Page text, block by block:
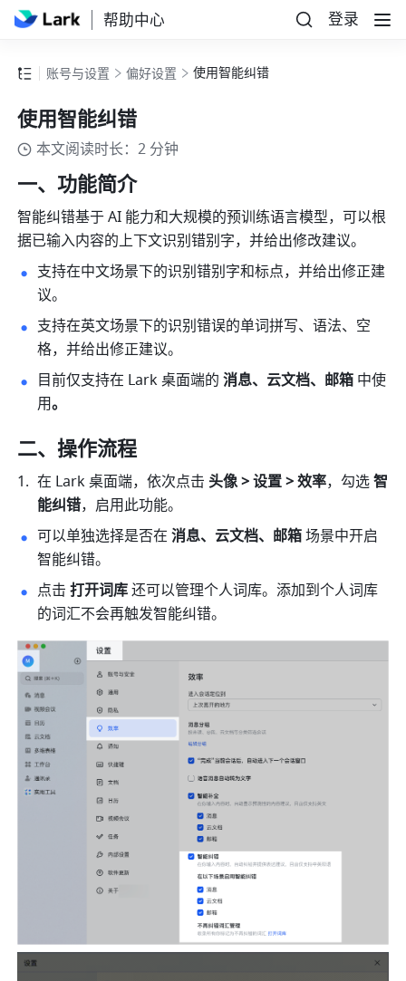
帮助中心 登录
账号与设置 偏好设置 使用智能纠错
使用智能纠错
本文阅读时长：2 分钟
一、功能简介
智能纠错基于 AI 能力和大规模的预训练语言模型，可以根
据已输入内容的上下文识别错别字，并给出修改建议。
支持在中文场景下的识别错别字和标点，并给出修正建
议。
支持在英文场景下的识别错误的单词拼写、语法、空
格，并给出修正建议。
目前仅支持在 Lark 桌面端的 消息、云文档、邮箱 中使
用。
二、操作流程
在 Lark 桌面端，依次点击 头像 > 设置 > 效率，勾选 智
能纠错，启用此功能。
可以单独选择是否在 消息、云文档、邮箱 场景中开启
智能纠错。
点击 打开词库 还可以管理个人词库。添加到个人词库
的词汇不会再触发智能纠错。